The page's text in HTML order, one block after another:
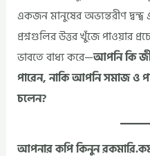
একজন মানুষের অভ্যন্তরীণ
প্রশ্নগুলির উত্তর খুঁজে পাওয়ার
ভাবতে বাধ্য করে—আপনি কি
পারেন, নাকি আপনি সমাজ ও
চলেন?
আপনার কপি কিনুন